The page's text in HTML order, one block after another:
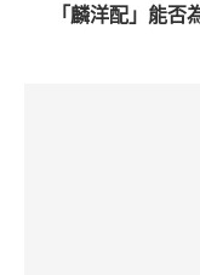
「麟洋配」能